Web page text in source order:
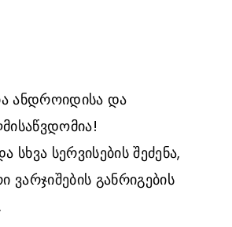
ანდროიდისა და
სერვისების შეძენა,
ვარჯიშების განრიგების